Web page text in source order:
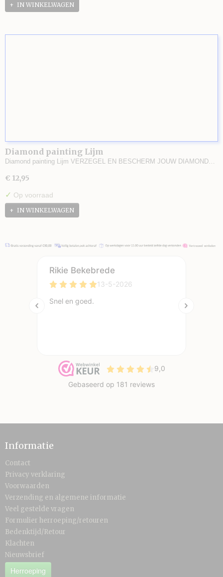
IN WINKELWAGEN
Diamond painting Lijm
Diamond painting Lijm VERZEGEL EN BESCHERM JOUW DIAMOND…
€ 12,95
✓ Op voorraad
IN WINKELWAGEN
Informatie
Contact
Privacy verklaring
Voorwaarden
Verzending en algemene informatie
Veel gestelde vragen
Formulier herroeping/retouren
Bedenktijd/Retour
Klachten
Nieuwsbrief
Herroeping